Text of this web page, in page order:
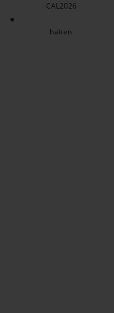
CAL2026
haken